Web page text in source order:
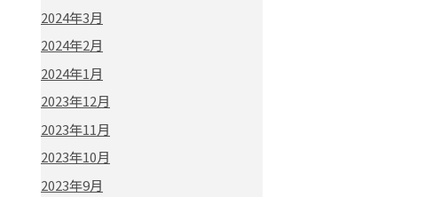
2024年3月
2024年2月
2024年1月
2023年12月
2023年11月
2023年10月
2023年9月